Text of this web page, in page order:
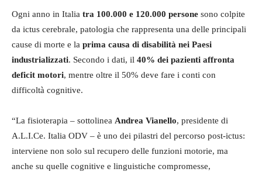
Ogni anno in Italia tra 100.000 e 120.000 persone sono colpite
da ictus cerebrale, patologia che rappresenta una delle principali
cause di morte e la prima causa di disabilità nei Paesi
industrializzati. Secondo i dati, il 40% dei pazienti affronta
deficit motori, mentre oltre il 50% deve fare i conti con
difficoltà cognitive.
“La fisioterapia – sottolinea Andrea Vianello, presidente di
A.L.I.Ce. Italia ODV – è uno dei pilastri del percorso post-ictus:
interviene non solo sul recupero delle funzioni motorie, ma
anche su quelle cognitive e linguistiche compromesse,